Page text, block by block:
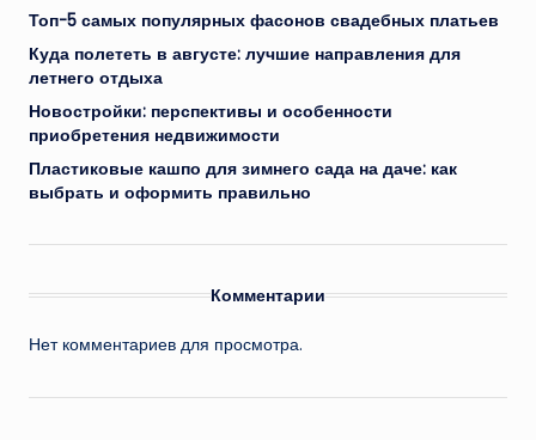
Топ-5 самых популярных фасонов свадебных платьев
Куда полететь в августе: лучшие направления для
летнего отдыха
Новостройки: перспективы и особенности
приобретения недвижимости
Пластиковые кашпо для зимнего сада на даче: как
выбрать и оформить правильно
Комментарии
Нет комментариев для просмотра.